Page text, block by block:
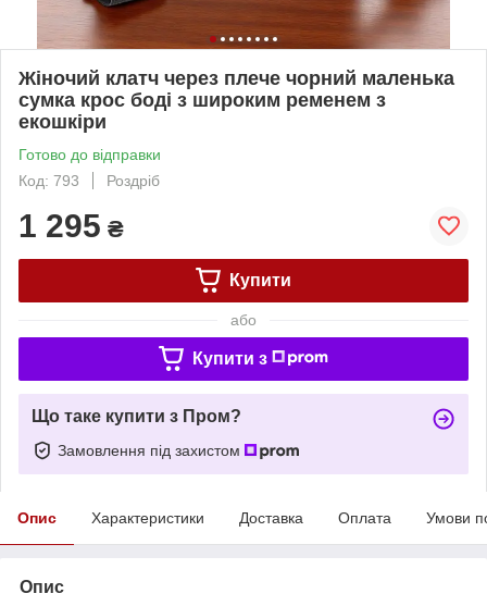
Жіночий клатч через плече чорний маленька
сумка крос боді з широким ременем з
екошкіри
Готово до відправки
Код: 793
Роздріб
1 295 ₴
Купити
або
Купити з
Що таке купити з Пром?
Замовлення під захистом
Опис Характеристики Доставка Оплата Умови
Опис